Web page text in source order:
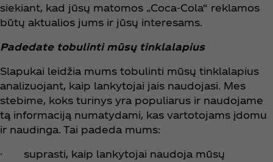
siekiant, kad jūsų matomos „Coca‑Cola“ reklamos
būtų aktualios jums ir jūsų interesams.
Padedate tobulinti mūsų tinklalapius
Slapukai leidžia mums tobulinti mūsų tinklalapius
analizuojant, kaip lankytojai jais naudojasi. Mes
stebime, koks turinys yra populiarus ir naudojame
tą informaciją numatydami, kas vartotojams įdomu
ir naudinga. Tai padeda mums:
· suprasti, kaip lankytojai naudoja mūsų